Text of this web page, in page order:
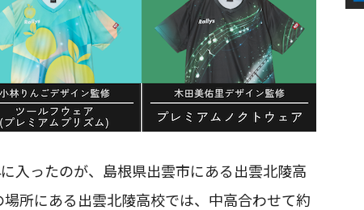
入ったのが、島根県出雲市にある出雲北陵高
所にある出雲北陵高校では、中高合わせて約